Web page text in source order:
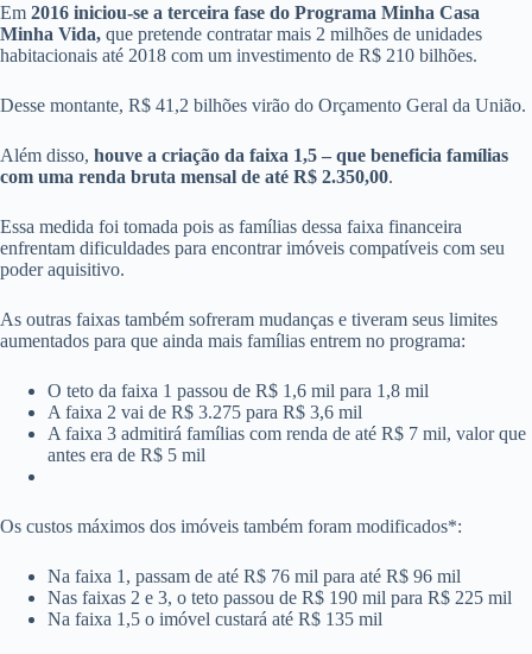
Em 2016 iniciou-se a terceira fase do Programa Minha Casa
Minha Vida, que pretende contratar mais 2 milhões de unidades
habitacionais até 2018 com um investimento de R$ 210 bilhões.
Desse montante, R$ 41,2 bilhões virão do Orçamento Geral da União.
Além disso, houve a criação da faixa 1,5 – que beneficia famílias
com uma renda bruta mensal de até R$ 2.350,00.
Essa medida foi tomada pois as famílias dessa faixa financeira
enfrentam dificuldades para encontrar imóveis compatíveis com seu
poder aquisitivo.
As outras faixas também sofreram mudanças e tiveram seus limites
aumentados para que ainda mais famílias entrem no programa:
O teto da faixa 1 passou de R$ 1,6 mil para 1,8 mil
A faixa 2 vai de R$ 3.275 para R$ 3,6 mil
A faixa 3 admitirá famílias com renda de até R$ 7 mil, valor que
antes era de R$ 5 mil
Os custos máximos dos imóveis também foram modificados*:
Na faixa 1, passam de até R$ 76 mil para até R$ 96 mil
Nas faixas 2 e 3, o teto passou de R$ 190 mil para R$ 225 mil
Na faixa 1,5 o imóvel custará até R$ 135 mil